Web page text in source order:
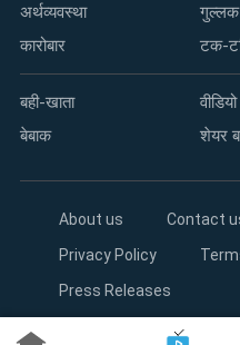
अर्थव्यवस्था
कारोबार
गुल्लक
टक-
बही-खाता
बेबाक
वीडियो
शेयर
About us Contact
Privacy Policy
Press Releases
Copyright©2026 Living